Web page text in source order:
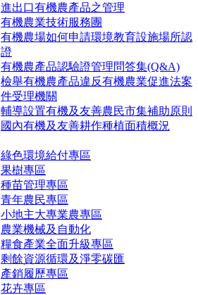
進出口有機農產品之管理
有機農業技術服務團
有機農場如何申請環境教育設施場所認
證
有機農產品認驗證管理問答集(Q&A)
檢舉有機農產品違反有機農業促進法案
件受理機關
輔導設置有機及友善農民市集補助原則
國內有機及友善耕作種植面積概況
綠色環境給付專區
果樹專區
種苗管理專區
青年農民專區
小地主大專業農專區
農業機械及自動化
糧食產業全面升級專區
剩餘資源循環及淨零碳匯
產銷履歷專區
花卉專區